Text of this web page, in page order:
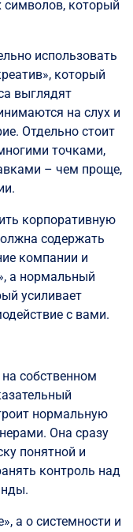
символов, который
использовать
который
выглядят
на слух и
Отдельно стоит
точками,
– чем проще,
корпоративную
содержать
компании и
а нормальный
усиливает
с вами.
собственном
нормальную
Она сразу
понятной и
контроль над
а о системности и